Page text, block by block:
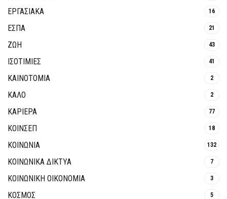
ΕΡΓΑΣΙΑΚΑ 16
ΕΣΠΑ 21
ΖΩΗ 43
ΙΣΟΤΙΜΙΕΣ 41
ΚΑΙΝΟΤΟΜΊΑ 2
ΚΑΛΟ 2
ΚΑΡΙΕΡΑ 77
ΚΟΙΝΣΕΠ 18
ΚΟΙΝΩΝΙΑ 132
ΚΟΙΝΩΝΙΚΆ ΔΊΚΤΥΑ 7
ΚΟΙΝΩΝΙΚΉ ΟΙΚΟΝΟΜΊΑ 3
ΚΟΣΜΟΣ 5